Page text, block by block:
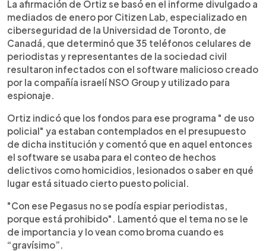
La afirmación de Ortiz se basó en el informe divulgado a
mediados de enero por Citizen Lab, especializado en
ciberseguridad de la Universidad de Toronto, de
Canadá, que determinó que 35 teléfonos celulares de
periodistas y representantes de la sociedad civil
resultaron infectados con el software malicioso creado
por la compañía israelí NSO Group y utilizado para
espionaje.
Ortiz indicó que los fondos para ese programa " de uso
policial" ya estaban contemplados en el presupuesto
de dicha institución y comentó que en aquel entonces
el software se usaba para el conteo de hechos
delictivos como homicidios, lesionados o saber en qué
lugar está situado cierto puesto policial.
"Con ese Pegasus no se podía espiar periodistas,
porque está prohibido". Lamentó que el tema no se le
de importancia y lo vean como broma cuando es
“gravísimo”.